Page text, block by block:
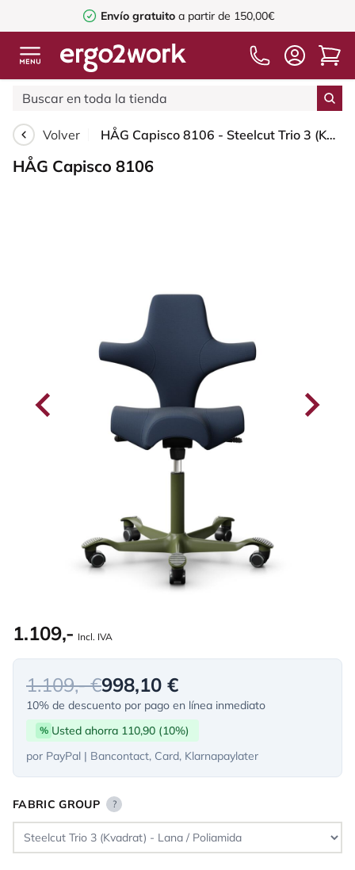
Envío gratuito a partir de 150,00€
Volver HÅG Capisco 8106 - Steelcut Trio 3 (Kvadrat) - Lana / Poliamida - STT796 - Blue - Moss Grey - 265 mm (seat height 53-79cm) - Soft castors for hard floors
HÅG Capisco 8106
1.109,- Incl. IVA
1.109,- €998,10 €
10% de descuento por pago en línea inmediato
% Usted ahorra 110,90 (10%)
por PayPal | Bancontact, Card, Klarnapaylater
FABRIC GROUP ?